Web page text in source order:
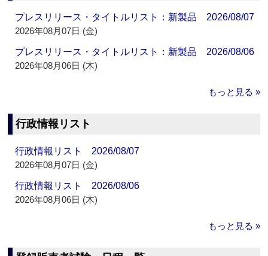
プレスリリース・タイトルリスト：新製品 2026/08/07
2026年08月07日 (金)
プレスリリース・タイトルリスト：新製品 2026/08/06
2026年08月06日 (木)
もっと見る »
行政情報リスト
行政情報リスト 2026/08/07
2026年08月07日 (金)
行政情報リスト 2026/08/06
2026年08月06日 (木)
もっと見る »